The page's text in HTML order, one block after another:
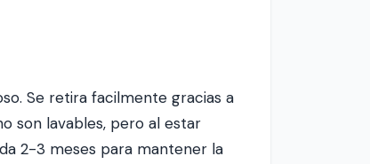
Se retira facilmente gracias a
son lavables, pero al estar
2-3 meses para mantener la